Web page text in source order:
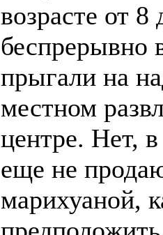
возрасте от 8
беспрерывно
прыгали на
местном
центре. Нет,
еще не
марихуаной,